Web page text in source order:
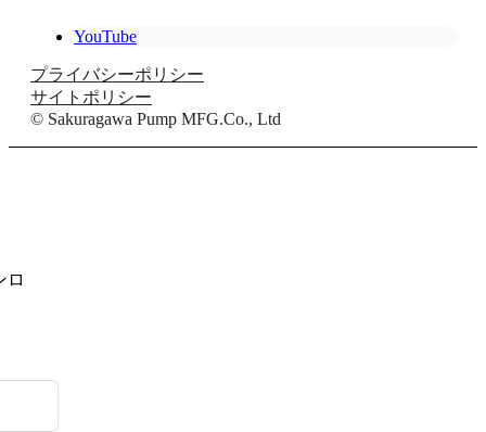
YouTube
プライバシーポリシー
サイトポリシー
© Sakuragawa Pump MFG.Co., Ltd
ロ